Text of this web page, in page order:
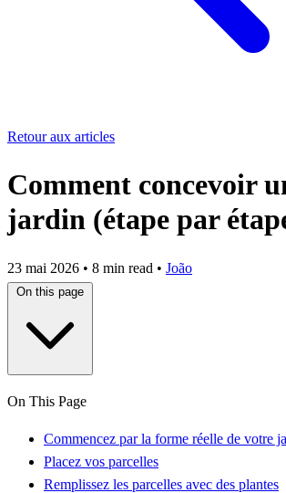
Retour aux articles
Comment concevoir
jardin (étape par
23 mai 2026 • 8 min read • João
On this page
On This Page
Commencez par la forme réelle de votre
Placez vos parcelles
Remplissez les parcelles avec des plantes